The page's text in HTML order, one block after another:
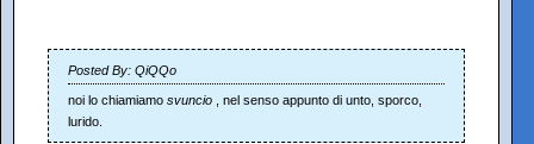
Posted By: QiQQo
noi lo chiamiamo svuncio
, nel senso appunto di unto, sporco,
lurido.